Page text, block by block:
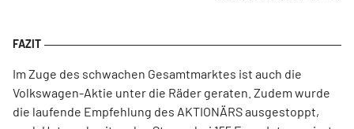
Im Zuge des schwachen Gesamtmarktes ist auch die
Volkswagen-Aktie unter die Räder geraten. Zudem wurde
die laufende Empfehlung des AKTIONÄRS ausgestoppt,